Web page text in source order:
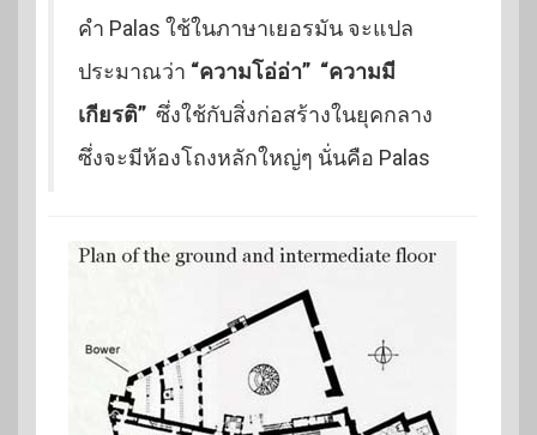
คำ Palas ใช้ในภาษาเยอรมัน จะแปล
ประมาณว่า “ความโอ่อ่า” “ความมี
เกียรติ” ซึ่งใช้กับสิ่งก่อสร้างในยุคกลาง
ซึ่งจะมีห้องโถงหลักใหญ่ๆ นั่นคือ Palas